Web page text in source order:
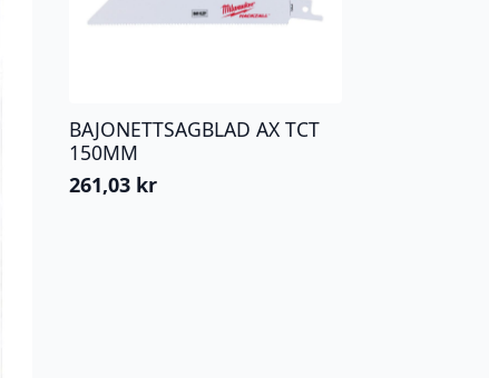
BAJONETTSAGBLAD AX TCT
150MM
261,03 kr